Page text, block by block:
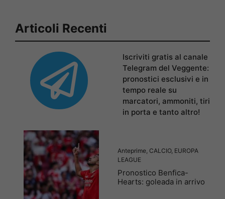
Articoli Recenti
Iscriviti gratis al canale
Telegram del Veggente:
pronostici esclusivi e in
tempo reale su
marcatori, ammoniti, tiri
in porta e tanto altro!
Anteprime, CALCIO, EUROPA
LEAGUE
Pronostico Benfica-
Hearts: goleada in arrivo